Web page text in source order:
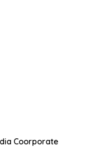
Coorporate